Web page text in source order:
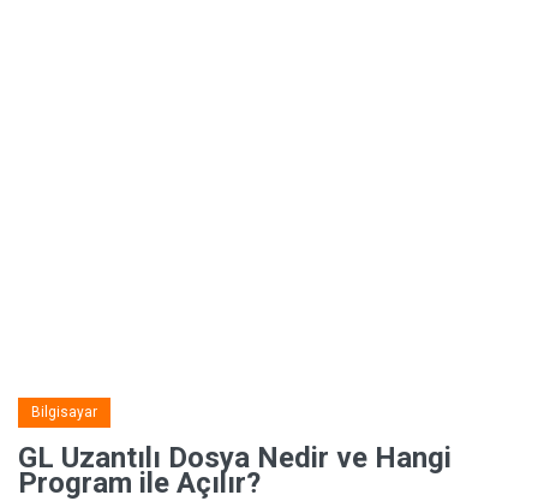
Bilgisayar
GL Uzantılı Dosya Nedir ve Hangi
Program ile Açılır?